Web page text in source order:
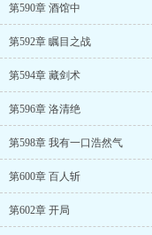
第590章 酒馆中
第592章 瞩目之战
第594章 藏剑术
第596章 洛清绝
第598章 我有一口浩然气
第600章 百人斩
第602章 开局